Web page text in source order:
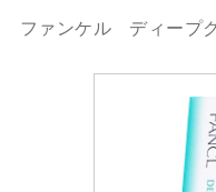
ファンケル ディープ